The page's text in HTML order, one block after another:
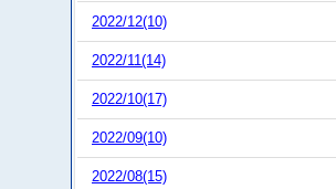
2022/12(10)
2022/11(14)
2022/10(17)
2022/09(10)
2022/08(15)